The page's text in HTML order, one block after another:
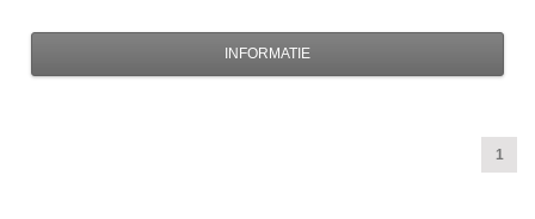
INFORMATIE
1